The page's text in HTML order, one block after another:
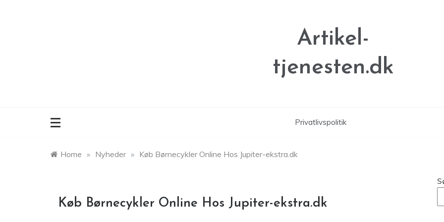
Artikel-
tjenesten.dk
Privatlivspolitik
Home » Nyheder » Køb Børnecykler Online Hos Jupiter-ekstra.dk
Køb Børnecykler Online Hos Jupiter-ekstra.dk